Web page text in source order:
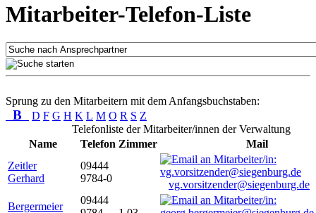
Mitarbeiter-Telefon-Liste
Sprung zu den Mitarbeitern mit dem Anfangsbuchstaben:
B D F G H K L M O R S Z
Telefonliste der Mitarbeiter/innen der Verwaltung
Name
Telefon Zimmer
Mail
Zeitler
Gerhard
09444
9784-0
vg.vorsitzender@siegenburg.de
Bergermeier
09444